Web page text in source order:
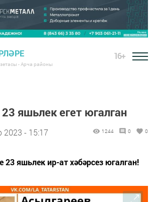
- Арча районы
16+
яшьлек егет югалган
2023 - 15:17 1244 0 0
23 яшьлек ир-ат хәбәрсез югалган!